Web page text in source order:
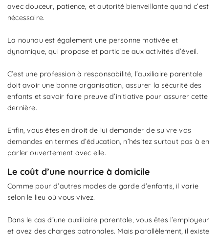
avec douceur, patience, et autorité bienveillante quand c’est
nécessaire.
La nounou est également une personne motivée et
dynamique, qui propose et participe aux activités d’éveil.
C’est une profession à responsabilité, l’auxiliaire parentale
doit avoir une bonne organisation, assurer la sécurité des
enfants et savoir faire preuve d’initiative pour assurer cette
dernière.
Enfin, vous êtes en droit de lui demander de suivre vos
demandes en termes d’éducation, n’hésitez surtout pas à en
parler ouvertement avec elle.
Le coût d’une nourrice à domicile
Comme pour d’autres modes de garde d’enfants, il varie
selon le lieu où vous vivez.
Dans le cas d’une auxiliaire parentale, vous êtes l’employeur
et avez des charges patronales. Mais parallèlement, il existe